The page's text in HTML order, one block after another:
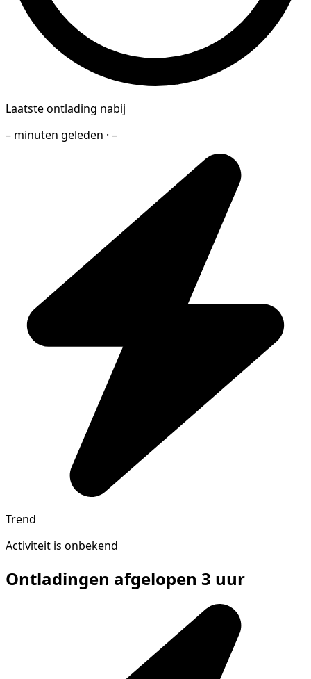
Laatste ontlading nabij
– minuten geleden · –
Trend
Activiteit is onbekend
Ontladingen afgelopen 3 uur